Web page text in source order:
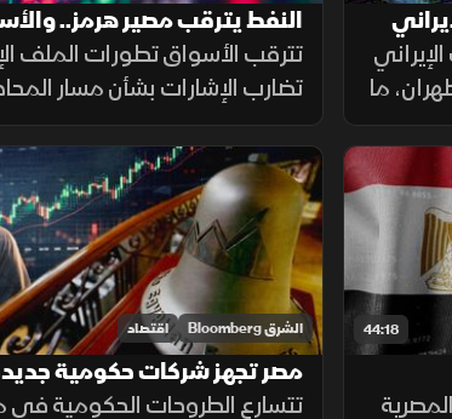
ما
دعمت
النفط يترقب مصير هرمز..
تواصل رحلة المكاسب
تترقب الأسواق تطورات الملف
تضارب الإشارات بشأن مسار
تراجعت أسعار النفط بعد
حافظت الأسهم المصرية على
مع نفي طهران وجود مفاوضات
44:18 الشرق Bloomberg اقتصاد
مصر تجهز شركات حكومية
والأسهم السعودية رهينة
تتسارع الطروحات الحكومية